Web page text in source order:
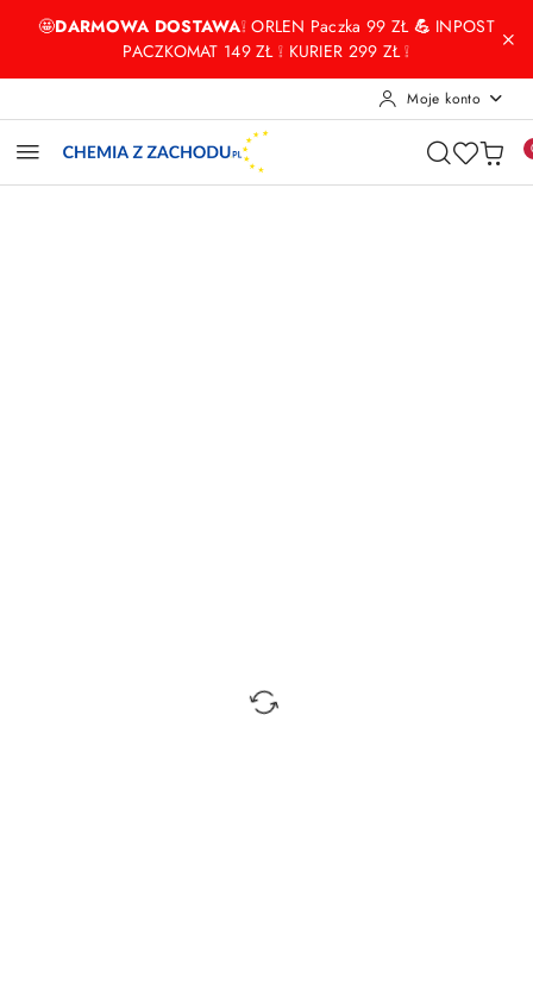
Przejdź do treści głównej
Przejdź do wyszukiwarki
Przejdź do moje konto
Przejdź do menu głównego
Przejdź do opisu produktu
Przejdź do stopki
🤩DARMOWA DOSTAWA❕ ORLEN Paczka 99 ZŁ💪 INPOST
PACZKOMAT 149 ZŁ ❕ KURIER 299 ZŁ ❕
Moje konto